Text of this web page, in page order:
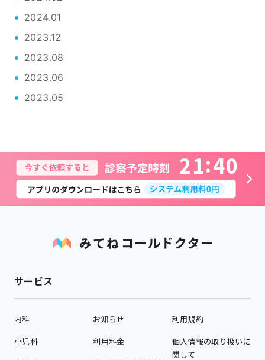
2024.01
2023.12
2023.08
2023.06
2023.05
21 40
サービス
内科
小児科
お知らせ
利用料金
利用規約
個人情報の取り扱いに
関して